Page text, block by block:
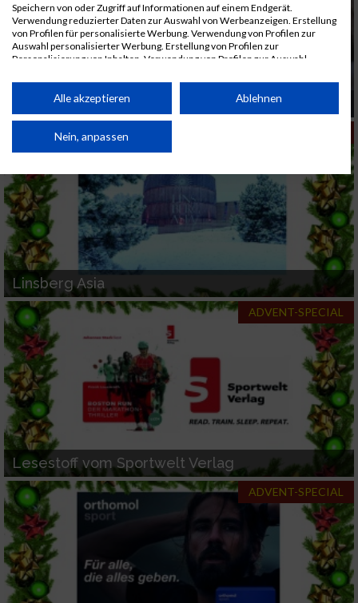
Jetzt effizient abnehmen
Linsberg Asia
ADVENT-SPECIAL
Lesestoff vom Sportwelt Verlag
ADVENT-SPECIAL
Speichern von oder Zugriff auf Informationen auf einem Endgerät.
Verwendung reduzierter Daten zur Auswahl von Werbeanzeigen. Erstellung
von Profilen für personalisierte Werbung. Verwendung von Profilen zur
Auswahl personalisierter Werbung. Erstellung von Profilen zur
Personalisierung von Inhalten. Verwendung von Profilen zur Auswahl
Performance von Inhalten. Analyse von Zielgruppen durch Statistiken oder
Kombinationen von Daten aus verschiedenen Quellen. Entwicklung und
von Inhalten.
Daten können außerhalb der Europäischen Union weitergegeben und in die
Website/App.
Partnerliste anzeigen (1 IAB-Anbieter)
Wir nutzen Ihre Daten für folgende Zwecke:
IAB-Verarbeitungszwecke:
Speichern von oder Zugriff auf Informationen
auf einem Endgerät
Verwendung reduzierter Daten zur Auswahl
von Werbeanzeigen
Erstellung von Profilen für personalisierte
Werbung
Verwendung von Profilen zur Auswahl
personalisierter Werbung
Erstellung von Profilen zur Personalisierung
von Inhalten
Verwendung von Profilen zur Auswahl
personalisierter Inhalte
Messung der Werbeleistung
Alle akzeptieren Ablehnen
Nein, anpassen